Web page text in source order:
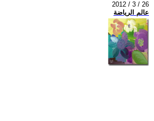
2012 / 3 / 26
عالم الرياضة